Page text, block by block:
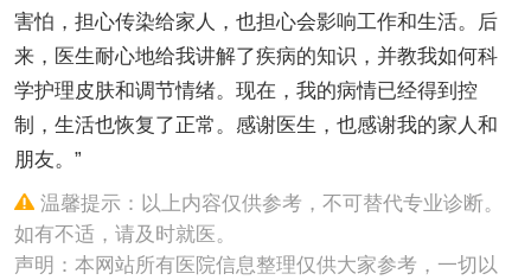
害怕，担心传染给家人，也担心会影响工作和生活。后
来，医生耐心地给我讲解了疾病的知识，并教我如何科
学护理皮肤和调节情绪。现在，我的病情已经得到控
制，生活也恢复了正常。感谢医生，也感谢我的家人和
朋友。”
温馨提示：以上内容仅供参考，不可替代专业诊断。
如有不适，请及时就医。
声明：本网站所有医院信息整理仅供大家参考，一切以